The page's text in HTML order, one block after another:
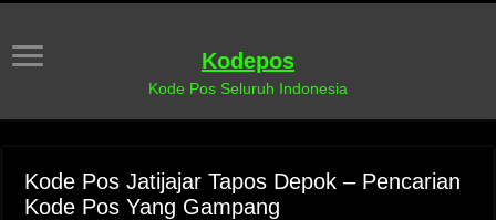
Kodepos
Kode Pos Seluruh Indonesia
Kode Pos Jatijajar Tapos Depok – Pencarian
Kode Pos Yang Gampang